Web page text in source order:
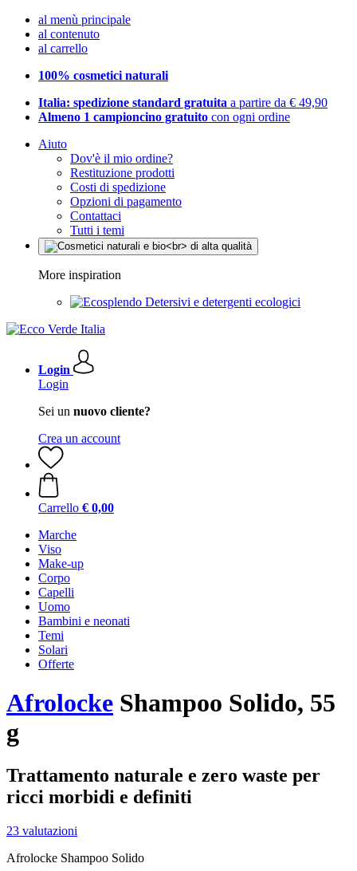
al menù principale
al contenuto
al carrello
100% cosmetici naturali
Italia: spedizione standard gratuita a partire da € 49,90
Almeno 1 campioncino gratuito con ogni ordine
Aiuto
Dov'è il mio ordine?
Restituzione prodotti
Costi di spedizione
Opzioni di pagamento
Contattaci
Tutti i temi
More inspiration
Detersivi e detergenti ecologici
Login
Login
Sei un nuovo cliente?
Crea un account
Carrello € 0,00
Marche
Viso
Make-up
Corpo
Capelli
Uomo
Bambini e neonati
Temi
Solari
Offerte
Afrolocke Shampoo Solido, 55
g
Trattamento naturale e zero waste per
ricci morbidi e definiti
23 valutazioni
Afrolocke Shampoo Solido